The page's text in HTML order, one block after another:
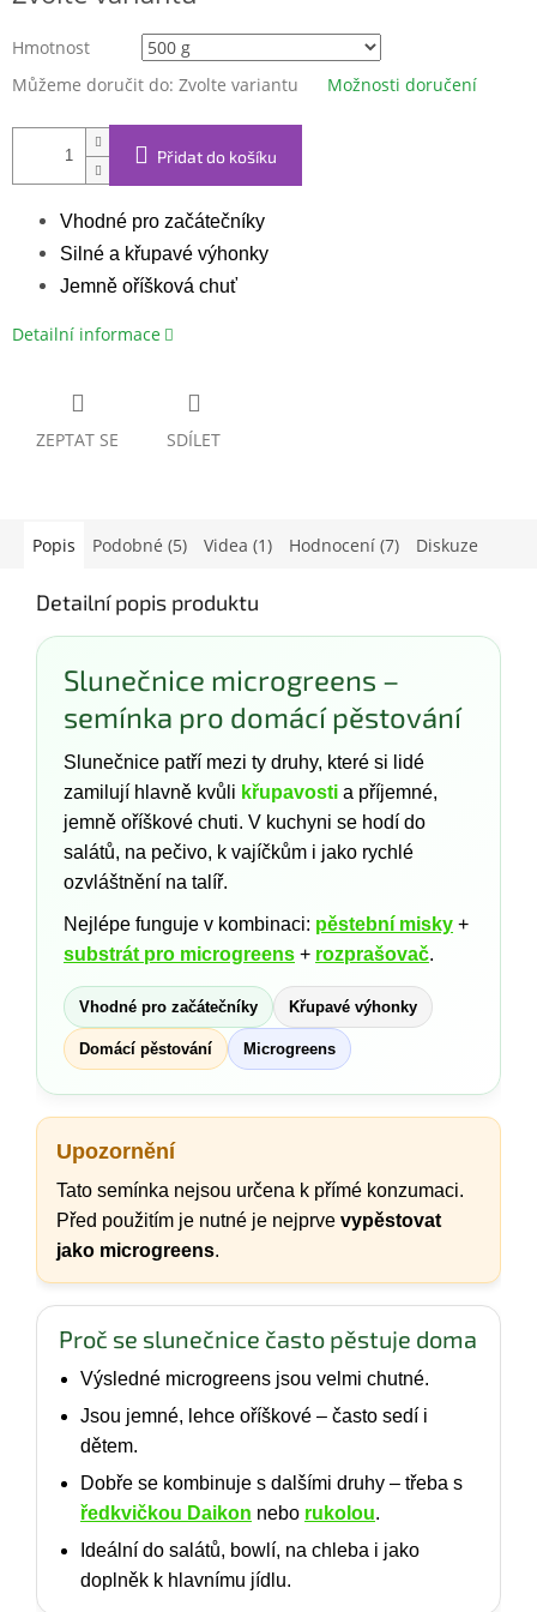
Hmotnost
Můžeme doručit do: Zvolte variantu Možnosti doručení
Přidat do košíku
Vhodné pro začátečníky
Silné a křupavé výhonky
Jemně oříšková chuť
Detailní informace
ZEPTAT SE SDÍLET
Popis Podobné (5) Videa (1) Hodnocení (7) Diskuze
Detailní popis produktu
Slunečnice microgreens –
semínka pro domácí pěstování
Slunečnice patří mezi ty druhy, které si lidé
zamilují hlavně kvůli křupavosti a příjemné,
jemně oříškové chuti. V kuchyni se hodí do
salátů, na pečivo, k vajíčkům i jako rychlé
ozvláštnění na talíř.
Nejlépe funguje v kombinaci: pěstební misky +
substrát pro microgreens + rozprašovač.
Vhodné pro začátečníky Křupavé výhonky
Domácí pěstování Microgreens
Upozornění
Tato semínka nejsou určena k přímé konzumaci.
Před použitím je nutné je nejprve vypěstovat
jako microgreens.
Proč se slunečnice často pěstuje doma
Výsledné microgreens jsou velmi chutné.
Jsou jemné, lehce oříškové – často sedí i
dětem.
Dobře se kombinuje s dalšími druhy – třeba s
ředkvičkou Daikon nebo rukolou.
Ideální do salátů, bowlí, na chleba i jako
doplněk k hlavnímu jídlu.